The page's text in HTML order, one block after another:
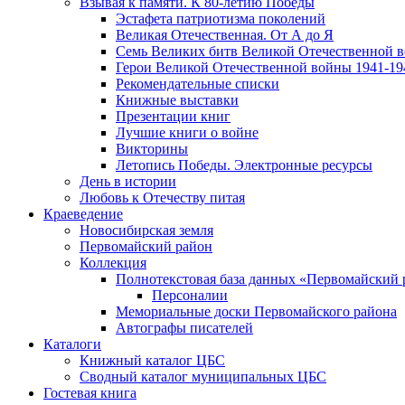
Эcтафета патриотизма поколений
Великая Отечественная. От А до Я
Семь Великих битв Великой Отечественной
Герои Великой Отечественной войны 1941-
Рекомендательные списки
Книжные выставки
Презентации книг
Лучшие книги о войне
Викторины
Летопись Победы. Электронные ресурсы
День в истории
Любовь к Отечеству питая
Краеведение
Новосибирская земля
Первомайский район
Коллекция
Полнотекстовая база данных «Первомайский
Персоналии
Мемориальные доски Первомайского района
Автографы писателей
Каталоги
Книжный каталог ЦБС
Сводный каталог муниципальных ЦБС
Гостевая книга